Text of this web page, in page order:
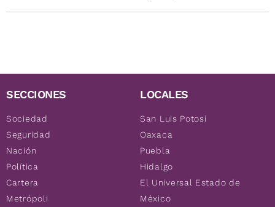
SECCIONES
Sociedad
Seguridad
Nación
Política
Cartera
Metrópoli
LOCALES
San Luis Potosí
Oaxaca
Puebla
Hidalgo
El Universal Estado de
México